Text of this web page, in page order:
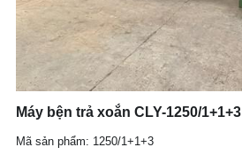
Payoff&Take-up
Taping Machine
Haul-off Machine
Extruder Parts
35KV CCV Line
News
Español
Máy bện trả xoắn CLY-1250/1+1+3
Mã sản phẩm: 1250/1+1+3